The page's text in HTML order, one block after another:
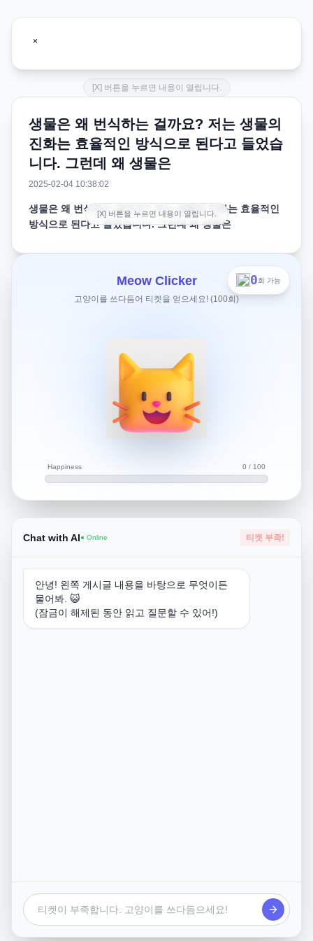
[X] 버튼을 누르면 내용이 열립니다.
생물은 왜 번식하는 걸까요? 저는 생물의
진화는 효율적인 방식으로 된다고 들었습
니다. 그런데 왜 생물은
2025-02-04 10:38:02
생물은 왜 번식하는 걸까요? 저는 생물의 진화는 효율적인
방식으로 된다고 들었습니다. 그런데 왜 생물은
저는 생물의 진화는 효율적인 방식으로 된다고 들었습니다.
그런 진화의 프로그래밍이 깔린건지, 아니면 자연스럽게 그
렇게 된건지 궁금합니다.
경에 적응하고 진화합니다.
[X] 버튼을 누르면 내용이 열립니다.
0회 가능
Meow Clicker
고양이를 쓰다듬어 티켓을 얻으세요! (100회)
Happiness 0 / 100
Chat with AI● Online 티켓 부족!
안녕! 왼쪽 게시글 내용을 바탕으로 무엇이든
물어봐. 😺
(잠금이 해제된 동안 읽고 질문할 수 있어!)